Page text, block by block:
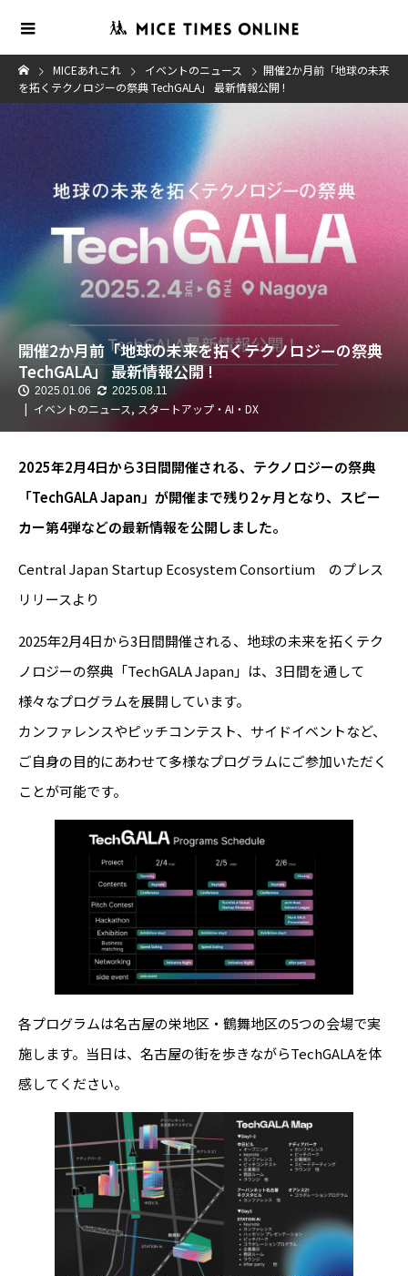
MICEあれこれ イベントのニュース
開催2か月前「地球の未来
を拓くテクノロジーの祭典 TechGALA」 最新情報公開 !
開催2か月前「地球の未来を拓くテクノロジーの祭典
TechGALA」 最新情報公開 !
2025.01.06 2025.08.11
イベントのニュース, スタートアップ・AI・DX
2025年2月4日から3日間開催される、テクノロジーの祭典
「TechGALA Japan」が開催まで残り2ヶ月となり、スピー
カー第4弾などの最新情報を公開しました。
Central Japan Startup Ecosystem Consortium のプレス
リリースより
2025年2月4日から3日間開催される、地球の未来を拓くテク
ノロジーの祭典「TechGALA Japan」は、3日間を通して
様々なプログラムを展開しています。
カンファレンスやピッチコンテスト、サイドイベントなど、
ご自身の目的にあわせて多様なプログラムにご参加いただく
ことが可能です。
各プログラムは名古屋の栄地区・鶴舞地区の5つの会場で実
施します。当日は、名古屋の街を歩きながらTechGALAを体
感してください。